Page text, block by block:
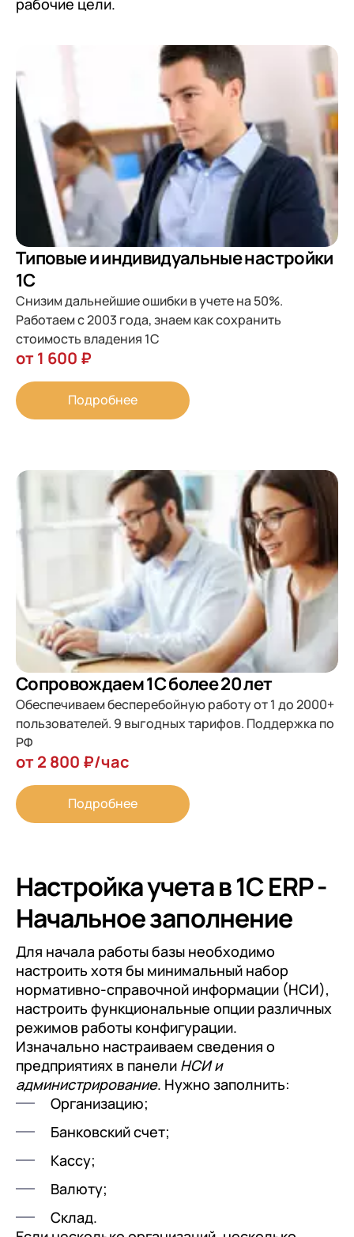
Типовые и индивидуальные настройки
1С
Снизим дальнейшие ошибки в учете на 50%.
Работаем с 2003 года, знаем как сохранить
стоимость владения 1С
от 1 600 ₽
Подробнее
Сопровождаем 1С более 20 лет
Обеспечиваем бесперебойную работу от 1 до 2000+
пользователей. 9 выгодных тарифов. Поддержка по
РФ
от 2 800 ₽/час
Подробнее
Настройка учета в 1C ERP -
Начальное заполнение
Для начала работы базы необходимо
настроить хотя бы минимальный набор
нормативно-справочной информации (НСИ),
настроить функциональные опции различных
режимов работы конфигурации.
Изначально настраиваем сведения о
предприятиях в панели НСИ и
администрирование. Нужно заполнить:
Организацию;
Банковский счет;
Кассу;
Валюту;
Склад.